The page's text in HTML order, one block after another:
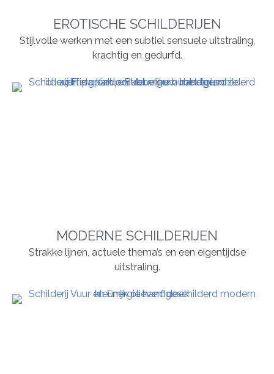
EROTISCHE SCHILDERIJEN
Stijlvolle werken met een subtiel sensuele uitstraling,
krachtig en gedurfd.
MODERNE SCHILDERIJEN
Strakke lijnen, actuele thema’s en een eigentijdse
uitstraling.